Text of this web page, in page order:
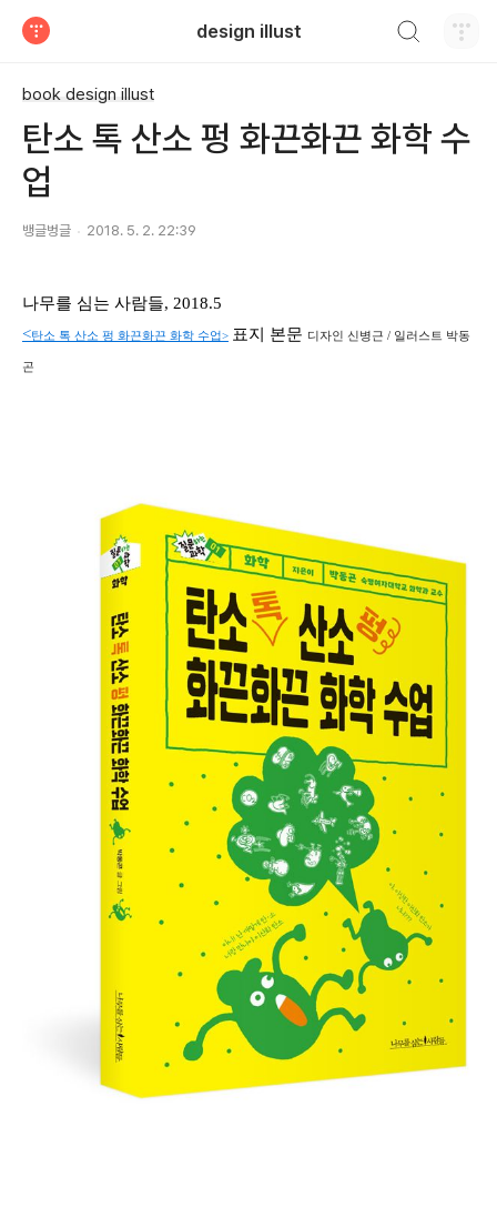
design illust
book design illust
탄소 톡 산소 펑 화끈화끈 화학 수
업
뱅글벙글 2018. 5. 2. 22:39
나무를 심는 사람들, 2018.5
<탄소 톡 산소 펑 화끈화끈 화학 수업> 표지 본문 디자인 신병근 / 일러스트 박동
곤